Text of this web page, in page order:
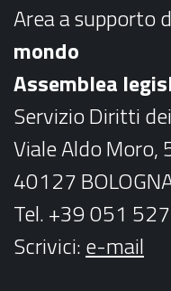
o
k
r
a
m
Area a supporto
mondo
Assemblea
Servizio Diritti
Viale Aldo Moro,
40127
Tel. +39 051
Scrivici:e-mail